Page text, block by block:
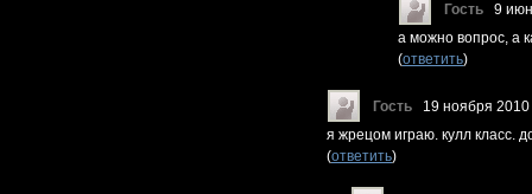
Гость
9
а можно вопрос, а
(ответить)
Гость
19 ноября
я жрецом играю. кулл класс.
(ответить)